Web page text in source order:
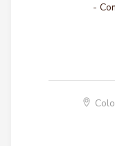
-